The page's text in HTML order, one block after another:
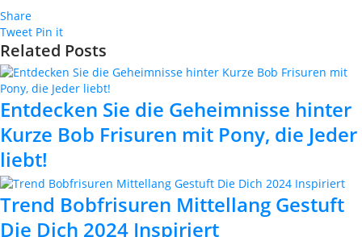
Share
Tweet Pin it
Related Posts
Entdecken Sie die Geheimnisse hinter
Kurze Bob Frisuren mit Pony, die Jeder
liebt!
Trend Bobfrisuren Mittellang Gestuft
Die Dich 2024 Inspiriert